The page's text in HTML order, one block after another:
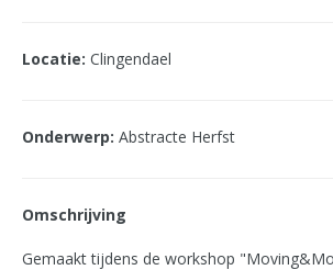
Locatie: Clingendael
Onderwerp: Abstracte Herfst
Omschrijving
Gemaakt tijdens de workshop